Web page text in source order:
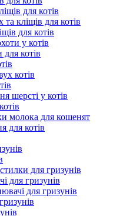
для котів
кліщів для котів
для котів
у котів
для котів
котів
шерсті у котів
молока для кошенят
для котів
для гризунів
для гризунів
для гризунів